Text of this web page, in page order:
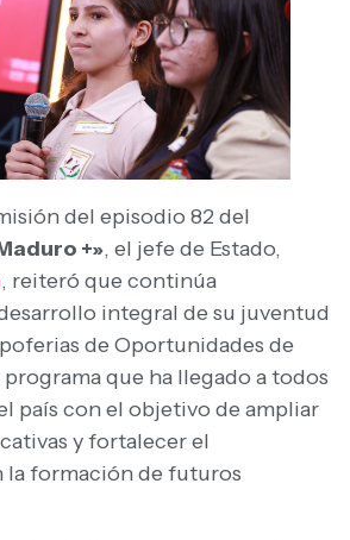
del episodio 82 del
+», el jefe de Estado,
, reiteró que continúa
integral de su juventud
de Oportunidades de
que ha llegado a todos
país con el objetivo de ampliar
y fortalecer el
formación de futuros